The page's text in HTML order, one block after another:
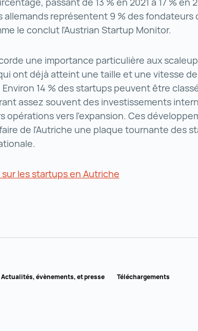
allemands représentent 9 % des fondateurs
le conclut l'Austrian Startup Monitor.
une importance particulière aux
ont déjà atteint une taille et une vitesse
14 % des startups peuvent être
assez souvent des investissements
opérations vers l'expansion. Ces
de l'Autriche une plaque tournante des
sur les startups en Autriche
Actualités, évènements, et presse Téléchargements